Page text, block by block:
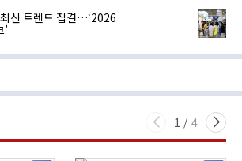
신 트렌드 집결…‘2026
1 / 4